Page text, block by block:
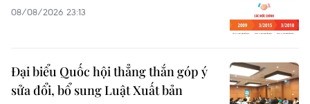
08/08/2026 23:13
Đại biểu Quốc hội thẳng thắn góp ý
sửa đổi, bổ sung Luật Xuất bản